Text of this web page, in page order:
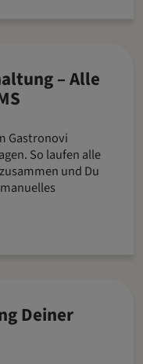
– Alle
Gastronovi
So laufen alle
und Du
Deiner